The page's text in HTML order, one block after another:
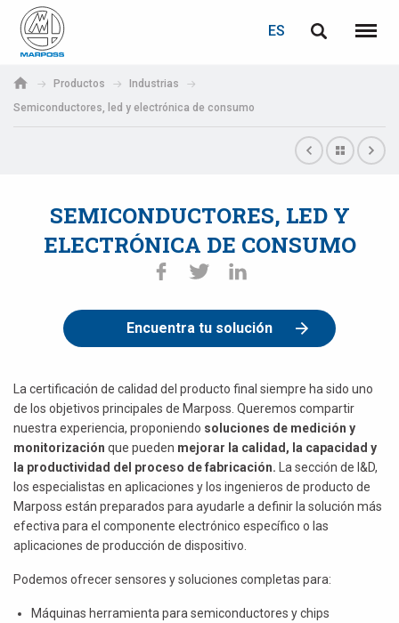
S.p.A.
ES
Menú
Productos
Industrias
Semiconductores, led y electrónica de consumo
SEMICONDUCTORES, LED Y
ELECTRÓNICA DE CONSUMO
Encuentra tu solución
La certificación de calidad del producto final siempre ha sido uno
de los objetivos principales de Marposs. Queremos compartir
nuestra experiencia, proponiendo soluciones de medición y
monitorización que pueden mejorar la calidad, la capacidad y
la productividad del proceso de fabricación. La sección de I&D,
los especialistas en aplicaciones y los ingenieros de producto de
Marposs están preparados para ayudarle a definir la solución más
efectiva para el componente electrónico específico o las
aplicaciones de producción de dispositivo.
Podemos ofrecer sensores y soluciones completas para:
Máquinas herramienta para semiconductores y chips
Deutsch
Italiano
Español
日本語 (Japanese)
한국어 (Korean)
ACCEDER
Correo electrónico
Haga clic aquí